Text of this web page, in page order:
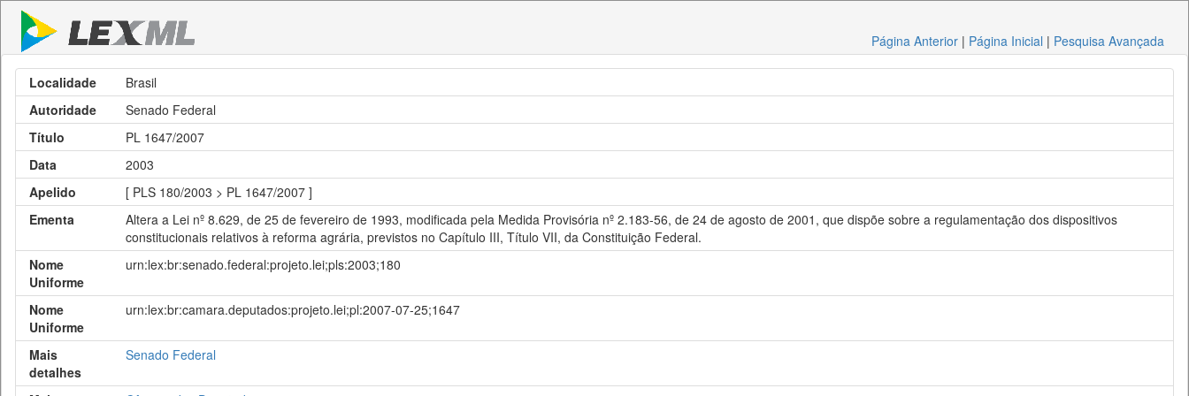
Página Anterior | Página Inicial | Pesquisa Avançada
Localidade
Brasil
Autoridade
Senado Federal
Título
PL 1647/2007
Data
2003
Apelido
[ PLS 180/2003 > PL 1647/2007 ]
Ementa
Altera a Lei nº 8.629, de 25 de fevereiro de 1993, modificada pela Medida Provisória nº 2.183-56, de 24 de agosto de 2001, que dispõe sobre a regulamentação dos dispositivos
constitucionais relativos à reforma agrária, previstos no Capítulo III, Título VII, da Constituição Federal.
Nome
Uniforme
urn:lex:br:senado.federal:projeto.lei;pls:2003;180
Nome
Uniforme
urn:lex:br:camara.deputados:projeto.lei;pl:2007-07-25;1647
Mais
detalhes
Senado Federal